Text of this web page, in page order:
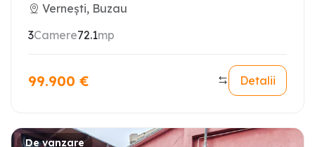
Vernești, Buzau
3Camere72.1mp
99.900 € Detalii
De vanzare